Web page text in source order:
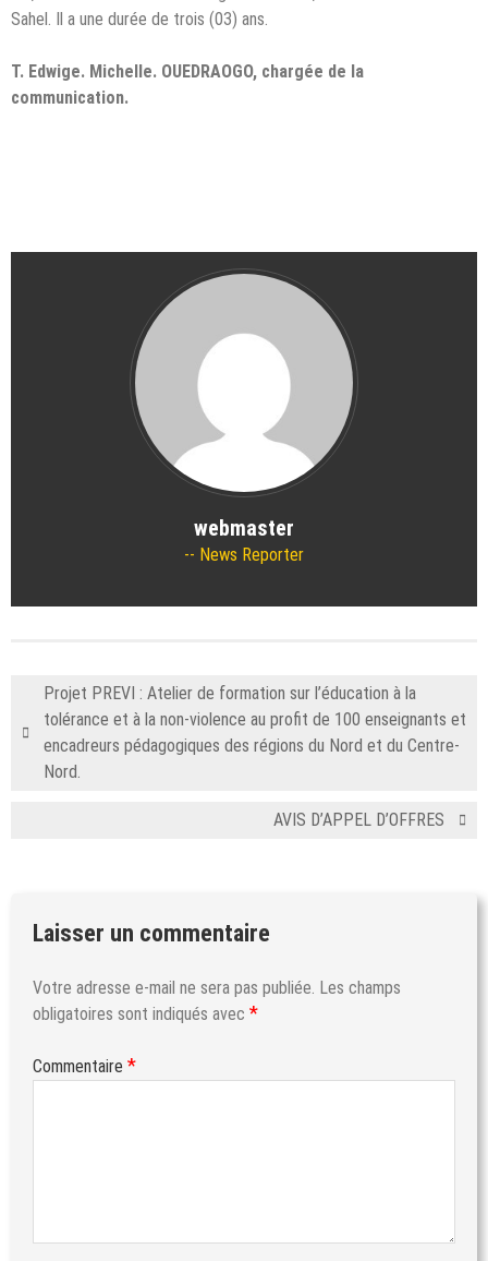
Sahel. Il a une durée de trois (03) ans.
T. Edwige. Michelle. OUEDRAOGO, chargée de la
communication.
webmaster
News Reporter
Projet PREVI : Atelier de formation sur l’éducation à la
tolérance et à la non-violence au profit de 100 enseignants et
encadreurs pédagogiques des régions du Nord et du Centre-
Nord.
AVIS D’APPEL D’OFFRES
Laisser un commentaire
Votre adresse e-mail ne sera pas publiée. Les champs
obligatoires sont indiqués avec *
Commentaire *